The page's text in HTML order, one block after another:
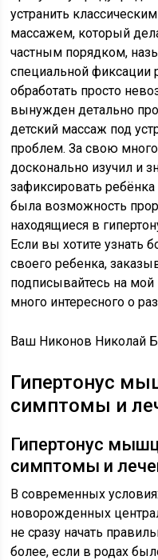
устранить
массажем, который
частным порядком,
специальной
обработать просто
вынужден детально
детский массаж под
проблем. За свою
досконально изучил и
зафиксировать
была возможность
находящиеся в
Если вы хотите узнать
своего ребенка,
подписывайтесь на
много интересного о
Ваш Никонов Николай
Гипертонус
симптомы и
Гипертонус
симптомы и
В современных
новорожденных
не сразу начать
более, если в родах